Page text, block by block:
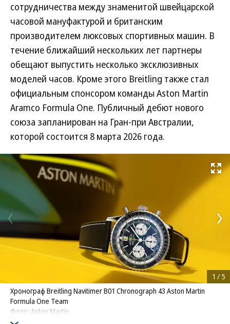
сотрудничества между знаменитой швейцарской
часовой мануфактурой и британским
производителем люксовых спортивных машин. В
течение ближайший нескольких лет партнеры
обещают выпустить несколько эксклюзивных
моделей часов. Кроме этого Breitling также стал
официальным спонсором команды Aston Martin
Aramco Formula One. Публичный дебют нового
союза запланирован на Гран-при Австралии,
которой состоится 8 марта 2026 года.
Развернуть
Хронограф Breitling Navitimer B01 Chronograph 43 Aston Martin
Formula One Team
Фото: Aston Martin
1 / 5